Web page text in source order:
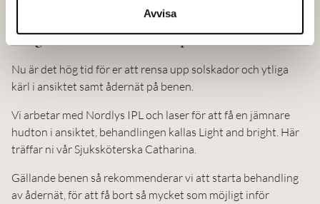
Avvisa
Ytliga kärl i ansiktet och på benen!
Nu är det hög tid för er att rensa upp solskador och ytliga
kärl i ansiktet samt ådernät på benen.
Vi arbetar med Nordlys IPL och laser för att få en jämnare
hudton i ansiktet, behandlingen kallas Light and bright. Här
träffar ni vår Sjuksköterska Catharina.
Gällande benen så rekommenderar vi att starta behandling
av ådernät, för att få bort så mycket som möjligt inför